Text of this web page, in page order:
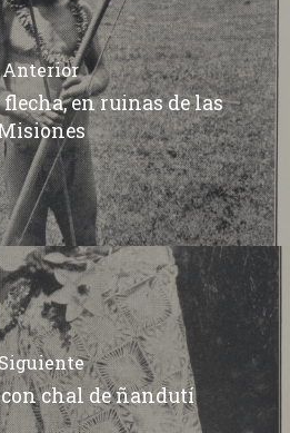
Anterior
en ruinas de las
con chal de ñandutí